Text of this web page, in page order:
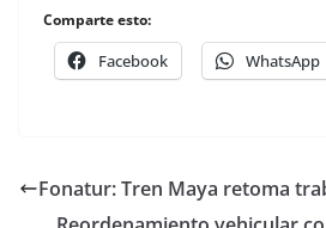
Comparte esto:
Facebook WhatsApp
Fonatur: Tren Maya retoma